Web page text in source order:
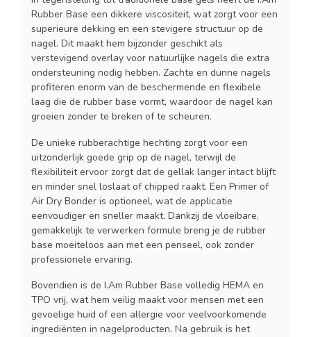
Rubber Base een dikkere viscositeit, wat zorgt voor een
superieure dekking en een stevigere structuur op de
nagel. Dit maakt hem bijzonder geschikt als
verstevigend overlay voor natuurlijke nagels die extra
ondersteuning nodig hebben. Zachte en dunne nagels
profiteren enorm van de beschermende en flexibele
laag die de rubber base vormt, waardoor de nagel kan
groeien zonder te breken of te scheuren.
De unieke rubberachtige hechting zorgt voor een
uitzonderlijk goede grip op de nagel, terwijl de
flexibiliteit ervoor zorgt dat de gellak langer intact blijft
en minder snel loslaat of chipped raakt. Een Primer of
Air Dry Bonder is optioneel, wat de applicatie
eenvoudiger en sneller maakt. Dankzij de vloeibare,
gemakkelijk te verwerken formule breng je de rubber
base moeiteloos aan met een penseel, ook zonder
professionele ervaring.
Bovendien is de I.Am Rubber Base volledig HEMA en
TPO vrij, wat hem veilig maakt voor mensen met een
gevoelige huid of een allergie voor veelvoorkomende
ingrediënten in nagelproducten. Na gebruik is het